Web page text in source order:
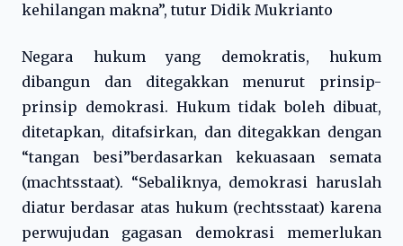
kehilangan makna”, tutur Didik Mukrianto
Negara hukum yang demokratis, hukum
dibangun dan ditegakkan menurut prinsip-
prinsip demokrasi. Hukum tidak boleh dibuat,
ditetapkan, ditafsirkan, dan ditegakkan dengan
“tangan besi”berdasarkan kekuasaan semata
(machtsstaat). “Sebaliknya, demokrasi haruslah
diatur berdasar atas hukum (rechtsstaat) karena
perwujudan gagasan demokrasi memerlukan